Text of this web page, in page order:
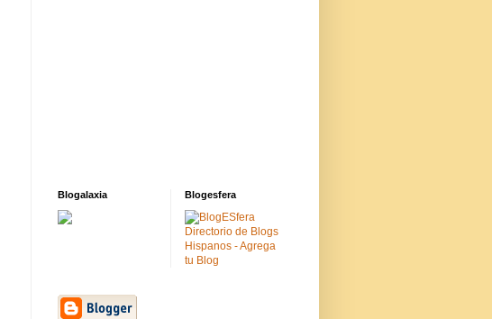
Blogalaxia Blogesfera